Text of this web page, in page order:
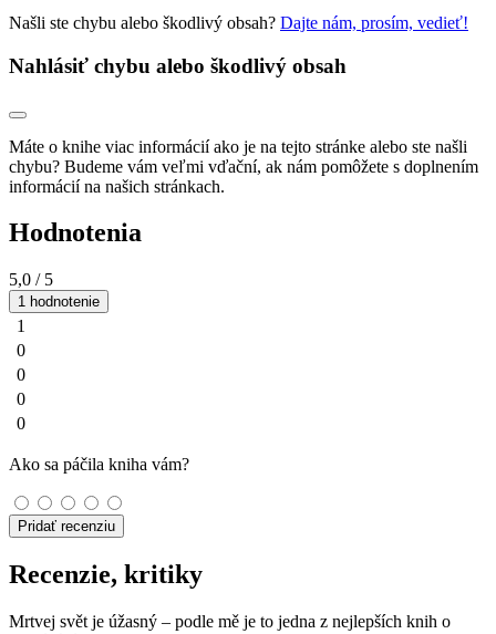
Našli ste chybu alebo škodlivý obsah? Dajte nám, prosím, vedieť!
Nahlásiť chybu alebo škodlivý obsah
Máte o knihe viac informácií ako je na tejto stránke alebo ste našli
chybu? Budeme vám veľmi vďační, ak nám pomôžete s doplnením
informácií na našich stránkach.
Hodnotenia
5,0 / 5
1 hodnotenie
1
0
0
0
0
Ako sa páčila kniha vám?
Pridať recenziu
Recenzie, kritiky
Mrtvej svět je úžasný – podle mě je to jedna z nejlepších knih o